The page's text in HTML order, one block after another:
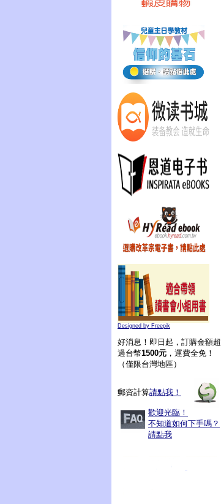
Designed by Freepik
好消息！即日起，訂購金額超
過台幣1500元 ，運費全免！
（僅限台灣地區）
郵資計算請點我！
歡迎光臨！
不知道如何下手嗎？
請點我